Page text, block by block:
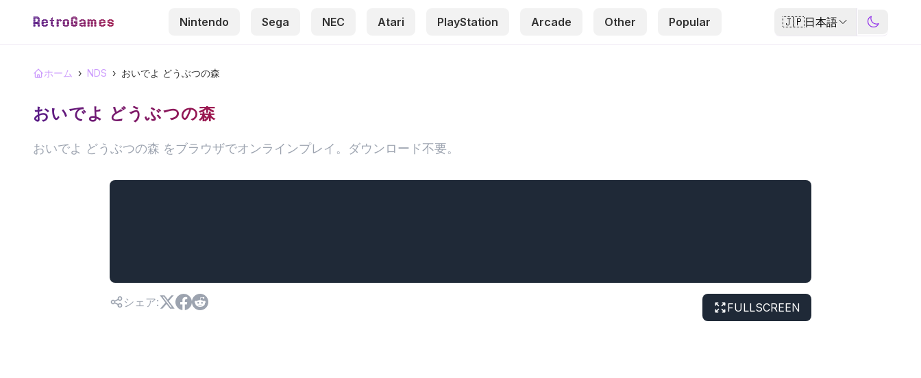
RetroGames Nintendo Sega NEC Atari PlayStation Arcade Other Popular 🇯🇵日本語
ホーム › NDS › おいでよ どうぶつの森
おいでよ どうぶつの森
おいでよ どうぶつの森 をブラウザでオンラインプレイ。ダウンロード不要。
シェア: FULLSCREEN